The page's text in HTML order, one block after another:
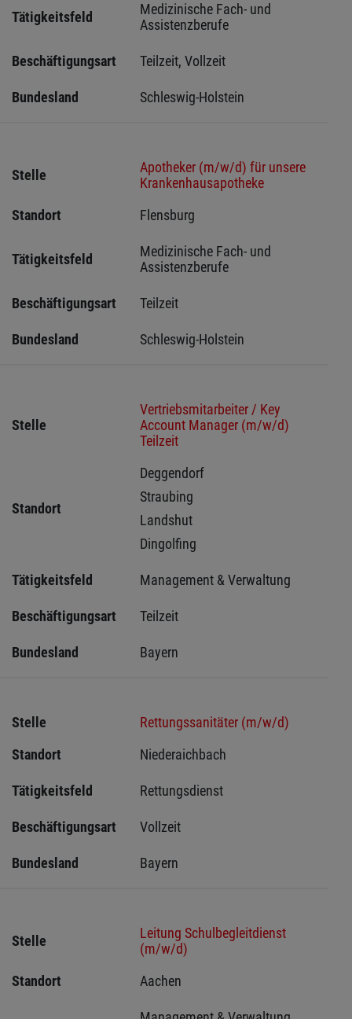
Tätigkeitsfeld
Medizinische Fach- und
Assistenzberufe
Beschäftigungsart Teilzeit, Vollzeit
Bundesland Schleswig-Holstein
Stelle
Apotheker (m/w/d) für unsere
Krankenhausapotheke
Standort
Flensburg
Tätigkeitsfeld
Medizinische Fach- und
Assistenzberufe
Beschäftigungsart Teilzeit
Bundesland Schleswig-Holstein
Stelle
Vertriebsmitarbeiter / Key
Account Manager (m/w/d)
Teilzeit
Standort
Deggendorf
Straubing
Landshut
Dingolfing
Tätigkeitsfeld Management & Verwaltung
Beschäftigungsart Teilzeit
Bundesland Bayern
Stelle
Rettungssanitäter (m/w/d)
Standort
Niederaichbach
Tätigkeitsfeld Rettungsdienst
Beschäftigungsart Vollzeit
Bundesland Bayern
Stelle
Leitung Schulbegleitdienst
(m/w/d)
Standort
Aachen